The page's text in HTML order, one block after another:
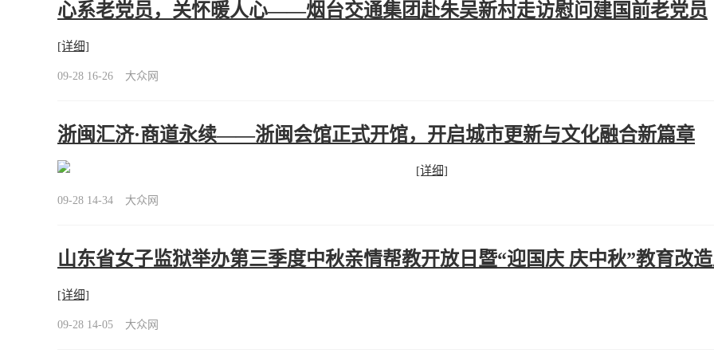
心系老党员，关怀暖人心——烟台交通集团赴朱吴新村走访慰问建国前老党员
[详细]
09-28 16-26 大众网
浙闽汇济·商道永续——浙闽会馆正式开馆，开启城市更新与文化融合新篇章
[详细]
09-28 14-34 大众网
山东省女子监狱举办第三季度中秋亲情帮教开放日暨“迎国庆 庆中秋”教育改
[详细]
09-28 14-05 大众网